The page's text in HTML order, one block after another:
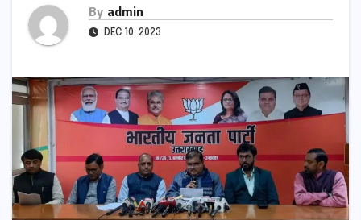
By admin
DEC 10, 2023